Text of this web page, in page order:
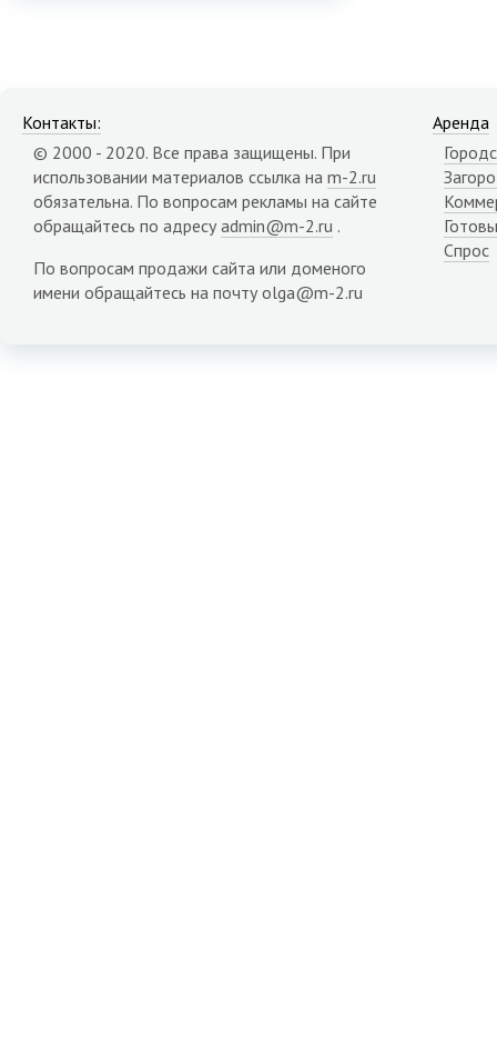
Контакты:
© 2000 - 2020. Все права защищены. При
использовании материалов ссылка на m-2.ru
обязательна. По вопросам рекламы на сайте
обращайтесь по адресу admin@m-2.ru .
По вопросам продажи сайта или доменого
имени обращайтесь на почту olga@m-2.ru
Аренда
Спрос